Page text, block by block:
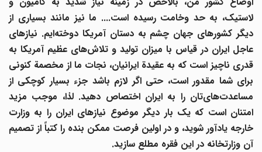
لاستیک، به حد وخامت رسیده است.... ما نیز مانند بسیاری از
دیگر کشورهای جهان چشم به دستان آمریکا دوختهایم. نیازهای
عاجل ایران در قیاس با میزان تولید و تلاشهای عظیم آمریکا به
قدری ناچیز است که به عقیدة ایرانیان، نجات ما از مخصمة کنونی
برای شما مقدور است، حتی اگر لازم باشد جزء بسیار کوچکی از
مساعدتهایتان را به ایران اختصاص دهید. لذا، موجب مزید
امتنان است که یک بار دیگر موضوع نیازهای ایران را به وزارت
خارجه یادآور شوید، و در اولین فرصت ممکن بنده را کتباً از تصمیم
آن وزارتخانه در این فقره مطلع سازید.